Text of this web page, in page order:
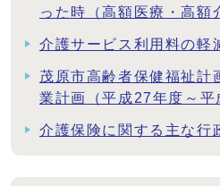
った時（高額医療・高額
介護サービス利用料の軽
茂原市高齢者保健福祉計
業計画（平成27年度～平
介護保険に関する主な行